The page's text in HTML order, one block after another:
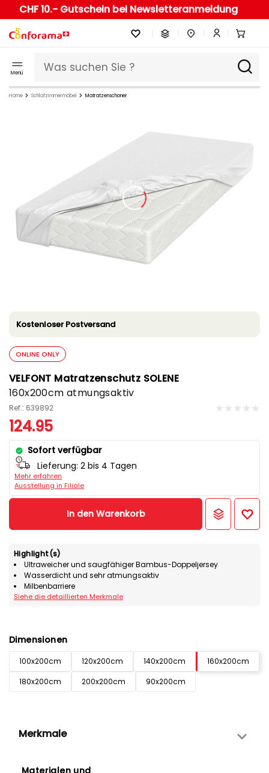
CHF 10.- Gutschein bei Newsletteranmeldung
Menü
Home Schlafzimmermöbel Matratzenschoner
Kostenloser Postversand
ONLINE ONLY
VELFONT Matratzenschutz SOLENE
160x200cm atmungsaktiv
Ref.: 639892
124.95
Sofort verfügbar
Lieferung: 2 bis 4 Tagen
Mehr erfahren
Ausstellung in Filiale
In den Warenkorb
Highlight(s)
Ultraweicher und saugfähiger Bambus-Doppeljersey
Wasserdicht und sehr atmungsaktiv
Milbenbarriere
Siehe die detaillierten Merkmale
Dimensionen
100x200cm 120x200cm 140x200cm
160x200cm
180x200cm
200x200cm 90x200cm
Merkmale